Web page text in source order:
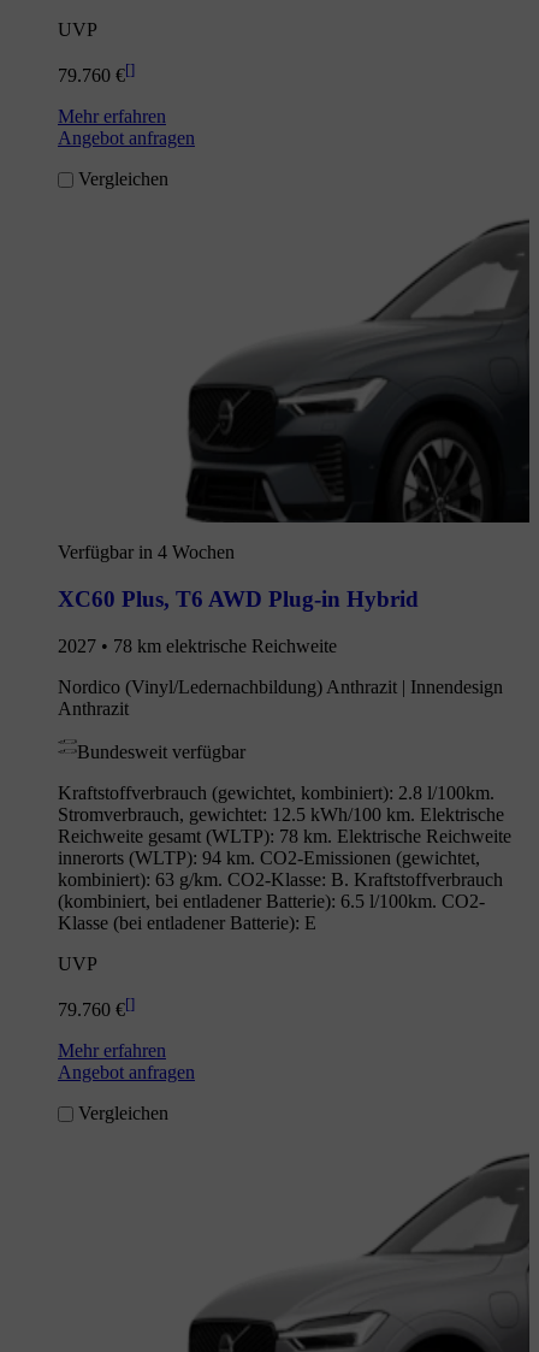
UVP
79.760 €[]
Mehr erfahren
Angebot anfragen
Vergleichen
Verfügbar in 4 Wochen
XC60 Plus, T6 AWD Plug-in Hybrid
2027 • 78 km elektrische Reichweite
Nordico (Vinyl/Ledernachbildung) Anthrazit | Innendesign
Anthrazit
Bundesweit verfügbar
Kraftstoffverbrauch (gewichtet, kombiniert): 2.8 l/100km.
Stromverbrauch, gewichtet: 12.5 kWh/100 km. Elektrische
Reichweite gesamt (WLTP): 78 km. Elektrische Reichweite
innerorts (WLTP): 94 km. CO2-Emissionen (gewichtet,
kombiniert): 63 g/km. CO2-Klasse: B. Kraftstoffverbrauch
(kombiniert, bei entladener Batterie): 6.5 l/100km. CO2-
Klasse (bei entladener Batterie): E
UVP
79.760 €[]
Mehr erfahren
Angebot anfragen
Vergleichen